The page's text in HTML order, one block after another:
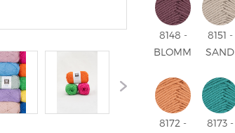
8148 -
BLOMME
8151 -
SAND
8172 -
8173 -